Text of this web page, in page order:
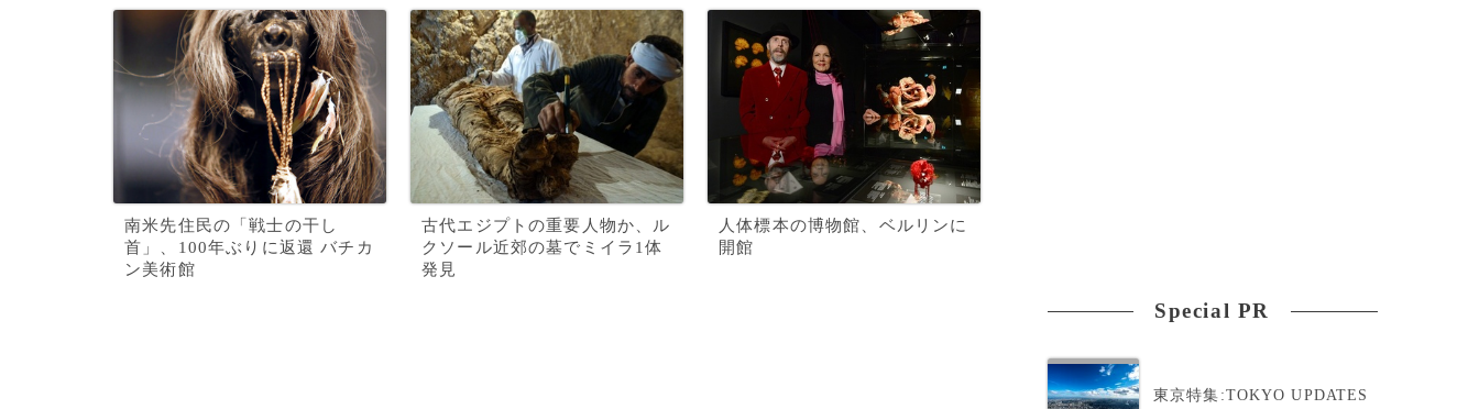
南米先住民の「戦士の干し
首」、100年ぶりに返還 バチカ
ン美術館
古代エジプトの重要人物か、ル
クソール近郊の墓でミイラ1体
発見
人体標本の博物館、ベルリンに
開館
Special PR
東京特集:TOKYO UPDATES